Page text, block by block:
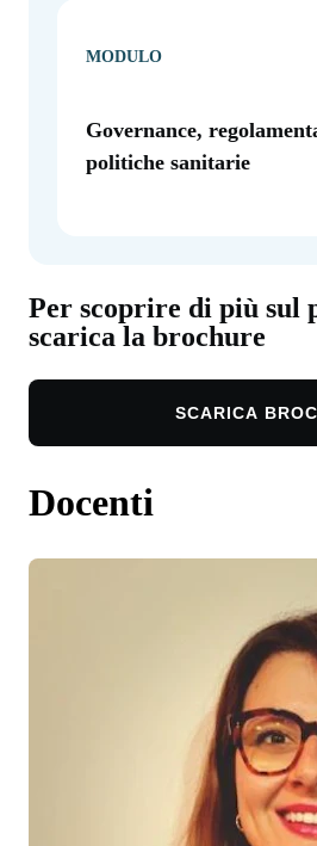
MODULO
Governance,
politiche sanitarie
Per scoprire di più sul
scarica la brochure
SCARICA
Docenti